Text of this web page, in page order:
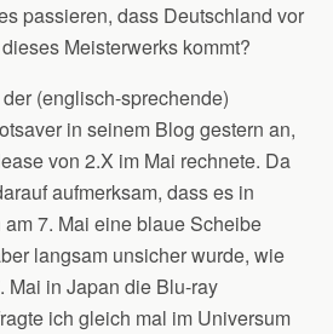
passieren, dass Deutschland vor
Meisterwerks kommt?
(englisch-sprechende)
in seinem Blog gestern an,
von 2.X im Mai rechnete. Da
aufmerksam, dass es in
7. Mai eine blaue Scheibe
langsam unsicher wurde, wie
Mai in Japan die Blu-ray
ich gleich mal im Universum